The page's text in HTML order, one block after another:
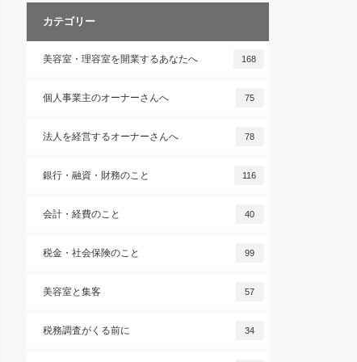
カテゴリー
美容室・理容室を開業するあなたへ 168
個人事業主のオーナーさんへ 75
法人を経営するオーナーさんへ 78
銀行・融資・財務のこと 116
会計・経費のこと 40
税金・社会保険のこと 99
美容室と集客 57
税務調査がくる前に 34